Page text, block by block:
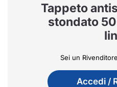
Tappeto
stondato
Sei un
Accedi /